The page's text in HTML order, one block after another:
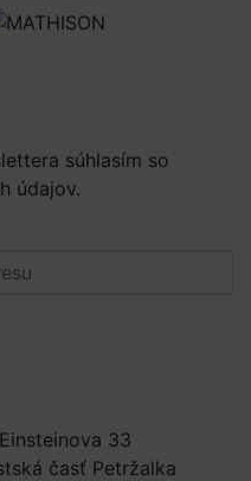
súhlasím so
údajov.
33
časť Petržalka